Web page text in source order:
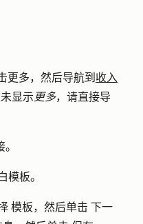
更多，然后导航到 收入
显示 更多，请直接导
。
模板。
模板，然后单击 下一